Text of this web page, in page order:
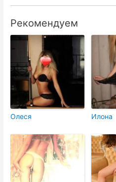
Рекомендуем
Олеся Илона